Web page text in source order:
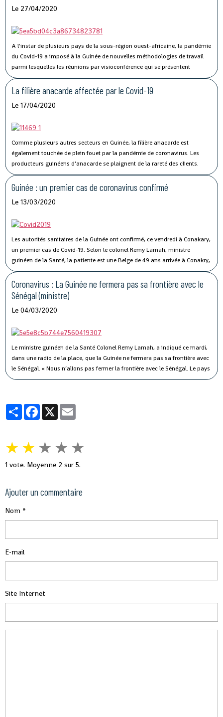
Le 27/04/2020
A l'instar de plusieurs pays de la sous-région ouest-africaine, la pandémie
du Covid-19 a imposé à la Guinée de nouvelles méthodologies de travail
parmi lesquelles les réunions par visioconférence qui se présentent
comme un véritable défi technologique pour les autorités guinéennes.
La filière anacarde affectée par le Covid-19
Le 17/04/2020
Comme plusieurs autres secteurs en Guinée, la filière anacarde est
également touchée de plein fouet par la pandémie de coronavirus. Les
producteurs guinéens d’anacarde se plaignent de la rareté des clients.
Lancée le 02 avril dernier, par le ministère du Commerce, la campagne de
commercialisation de l’anacarde n’a pas connu son affluence habituelle à
cause de la crise sanitaire qui secoue le monde.
Guinée : un premier cas de coronavirus confirmé
Le 13/03/2020
Les autorités sanitaires de la Guinée ont confirmé, ce vendredi à Conakary,
un premier cas de Covid-19. Selon le colonel Remy Lamah, ministre
guinéen de la Santé, la patiente est une Belge de 49 ans arrivée à Conakry,
il y a une semaine. « Elle a été conduite et isolée au Centre de traitement de
Nongo », a-t-il indiqué.
Coronavirus : La Guinée ne fermera pas sa frontière avec le
Sénégal (ministre)
Le 04/03/2020
Le ministre guinéen de la Santé Colonel Remy Lamah, a indiqué ce mardi,
dans une radio de la place, que la Guinée ne fermera pas sa frontière avec
le Sénégal. « Nous n’allons pas fermer la frontière avec le Sénégal. Le pays
est signataire du règlement sanitaire international. Ce n’est pas parce que
prises pour éviter ce virus en Guinée.
PartagerFacebook
X
★ ★ ★ ★ ★
1 vote. Moyenne 2 sur 5.
Ajouter un commentaire
Nom
E-mail
Site Internet